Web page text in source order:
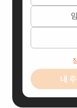
내
진녹색병원장례식장